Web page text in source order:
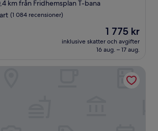
km från Fridhemsplan T-bana
(1 084 recensioner)
Priset
är
1 775 kr
1 775 kr
inklusive skatter och avgifter
16 aug. – 17 aug.